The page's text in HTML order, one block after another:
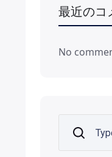
最近のコ
No
Search